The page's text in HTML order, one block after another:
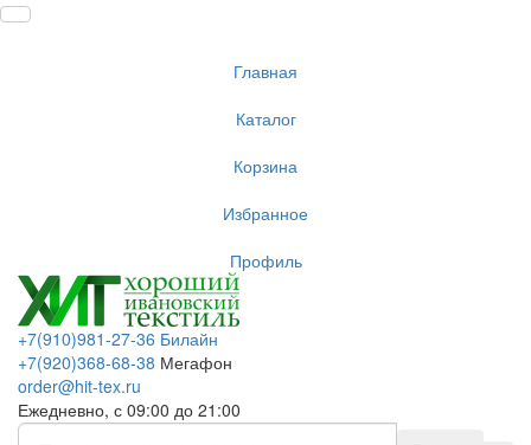
Главная
Каталог
Корзина
Избранное
Профиль
+7(910)981-27-36 Билайн
+7(920)368-68-38 Мегафон
order@hit-tex.ru
Ежедневно, с 09:00 до 21:00